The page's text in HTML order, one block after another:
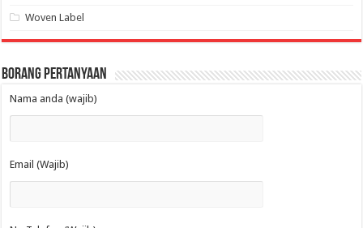
Woven Label
Borang Pertanyaan
Nama anda (wajib)
Email (Wajib)